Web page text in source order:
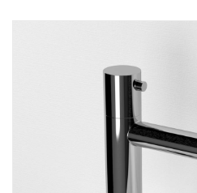
Fonteinen
Kranen & afvoeren